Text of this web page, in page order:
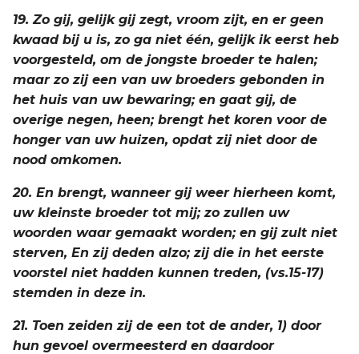
19. Zo gij, gelijk gij zegt, vroom zijt, en er geen
kwaad bij u is, zo ga niet één, gelijk ik eerst heb
voorgesteld, om de jongste broeder te halen;
maar zo zij een van uw broeders gebonden in
het huis van uw bewaring; en gaat gij, de
overige negen, heen; brengt het koren voor de
honger van uw huizen, opdat zij niet door de
nood omkomen.
20. En brengt, wanneer gij weer hierheen komt,
uw kleinste broeder tot mij; zo zullen uw
woorden waar gemaakt worden; en gij zult niet
sterven, En zij deden alzo; zij die in het eerste
voorstel niet hadden kunnen treden, (vs.15-17)
stemden in deze in.
21. Toen zeiden zij de een tot de ander, 1) door
hun gevoel overmeesterd en daardoor